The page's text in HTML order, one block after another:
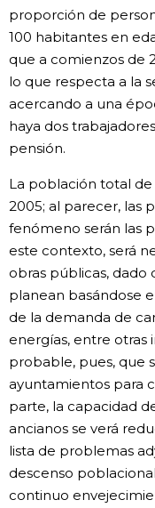
proporción de
100 habitantes en
que a comienzos de
lo que respecta a la
acercando a una
haya dos
pensión.
La población total
2005; al parecer, las
fenómeno serán las
este contexto, será
obras públicas, dado
planean basándose
de la demanda de
energías, entre otras
probable, pues, que
ayuntamientos para
parte, la capacidad
ancianos se verá
lista de problemas
descenso
continuo